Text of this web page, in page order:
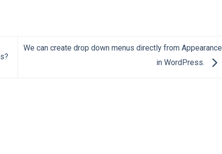
We can create drop down menus directly from Appearance
in WordPress.